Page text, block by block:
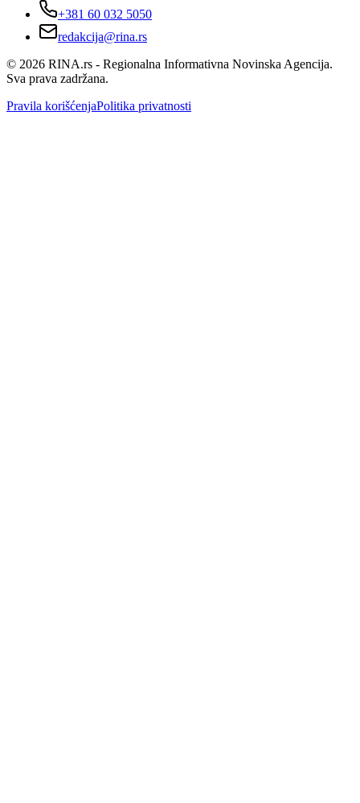
+381 60 032 5050
redakcija@rina.rs
© 2026 RINA.rs - Regionalna Informativna Novinska Agencija.
Sva prava zadržana.
Pravila korišćenjaPolitika privatnosti